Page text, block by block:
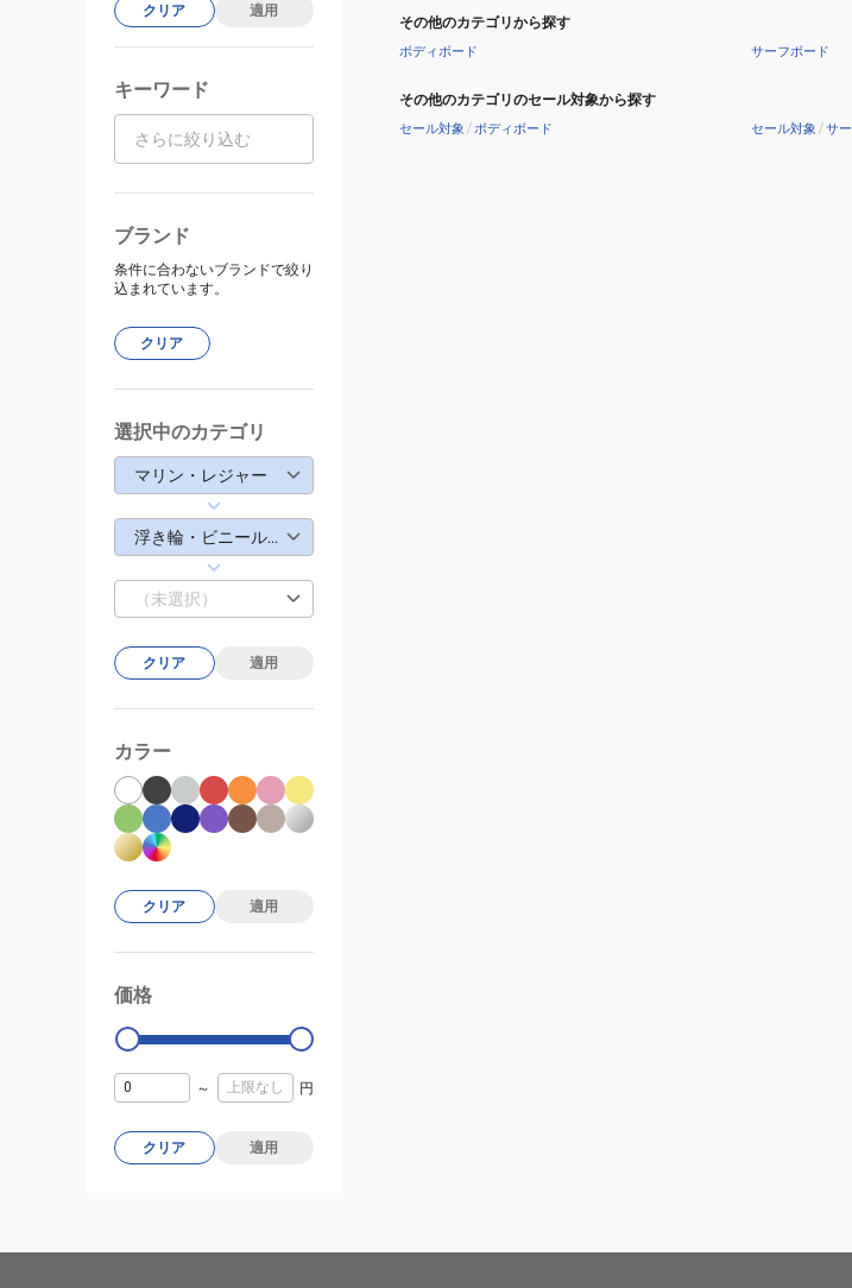
その他のカテゴリから探す
ボディボード サーフボード
その他のカテゴリのセール対象から探す
セール対象 /ボディボード セール対象 /サ
クリア 適用
キーワード
ブランド
条件に合わないブランドで絞り
込まれています。
クリア
選択中のカテゴリ
マリン・レジャー
浮き輪・ビニールボート
（未選択）
クリア 適用
カラー
クリア 適用
価格
0
～ 円
クリア 適用